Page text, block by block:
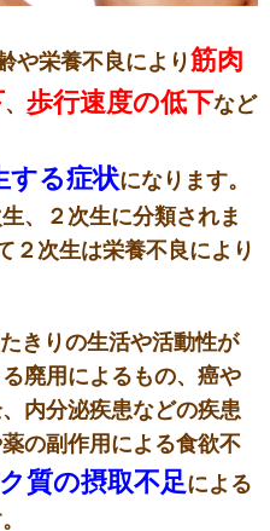
や栄養不良により筋肉
、 歩行速度の低下など
する症状になります。
、２次生に分類されま
２次生は栄養不良により
きりの生活や活動性が
廃用によるもの、癌や
内分泌疾患などの疾患
の副作用による食欲不
質の摂取不足による